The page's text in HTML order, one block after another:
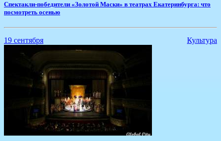
​Спектакли-победители «Золотой Маски» в театрах Екатеринбурга: что
посмотреть осенью
19 сентября Культура